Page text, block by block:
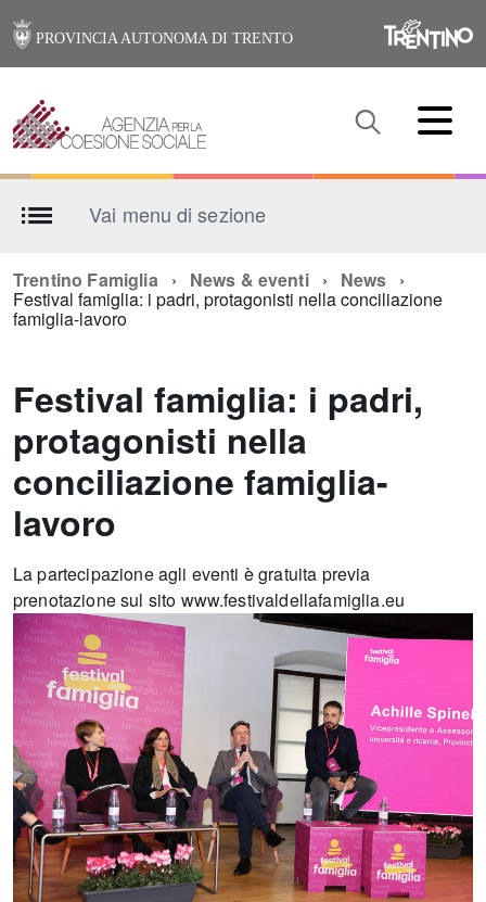
PROVINCIA AUTONOMA DI TRENTO
Vai menu di sezione
Trentino Famiglia News & eventi News
Festival famiglia: i padri, protagonisti nella conciliazione
famiglia-lavoro
Festival famiglia: i padri,
protagonisti nella
conciliazione famiglia-
lavoro
La partecipazione agli eventi è gratuita previa
prenotazione sul sito www.festivaldellafamiglia.eu